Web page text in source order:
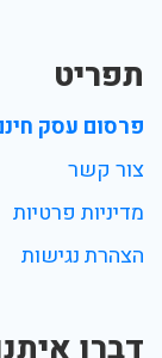
תפריט
פרסום עסק
צור קשר
מדיניות פרטיות
הצהרת נגישות